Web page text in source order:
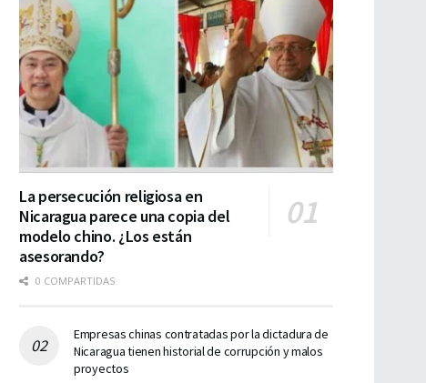
La persecución religiosa en
Nicaragua parece una copia del
modelo chino. ¿Los están
asesorando?
0 COMPARTIDAS
Empresas chinas contratadas por la dictadura de
Nicaragua tienen historial de corrupción y malos
proyectos